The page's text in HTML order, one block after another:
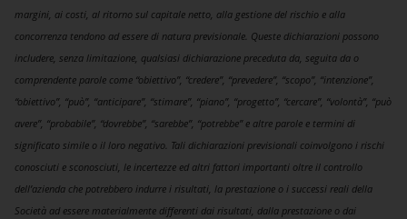
margini, ai costi, al ritorno sul capitale netto, alla gestione del rischio e alla
concorrenza tendono ad essere di natura previsionale. Queste dichiarazioni possono
includere, senza limitazione, qualsiasi dichiarazione preceduta da, seguita da o
comprendente parole come “obiettivo”, “credere”, “prevedere”, “scopo”, “intenzione”,
“obiettivo”, “può”, “anticipare”, “stimare”, “piano”, “progetto”, “cercare”, “volontà”, “può
avere”, “probabile”, “dovrebbe”, “sarebbe”, “potrebbe” e altre parole e termini di
significato simile o il loro negativo. Tali dichiarazioni previsionali coinvolgono i rischi
conosciuti e sconosciuti, le incertezze ed altri fattori importanti oltre il controllo
dell’azienda che potrebbero indurre i risultati, la prestazione o i successi reali della
Società ad essere materialmente differenti dai risultati, dalla prestazione o dai